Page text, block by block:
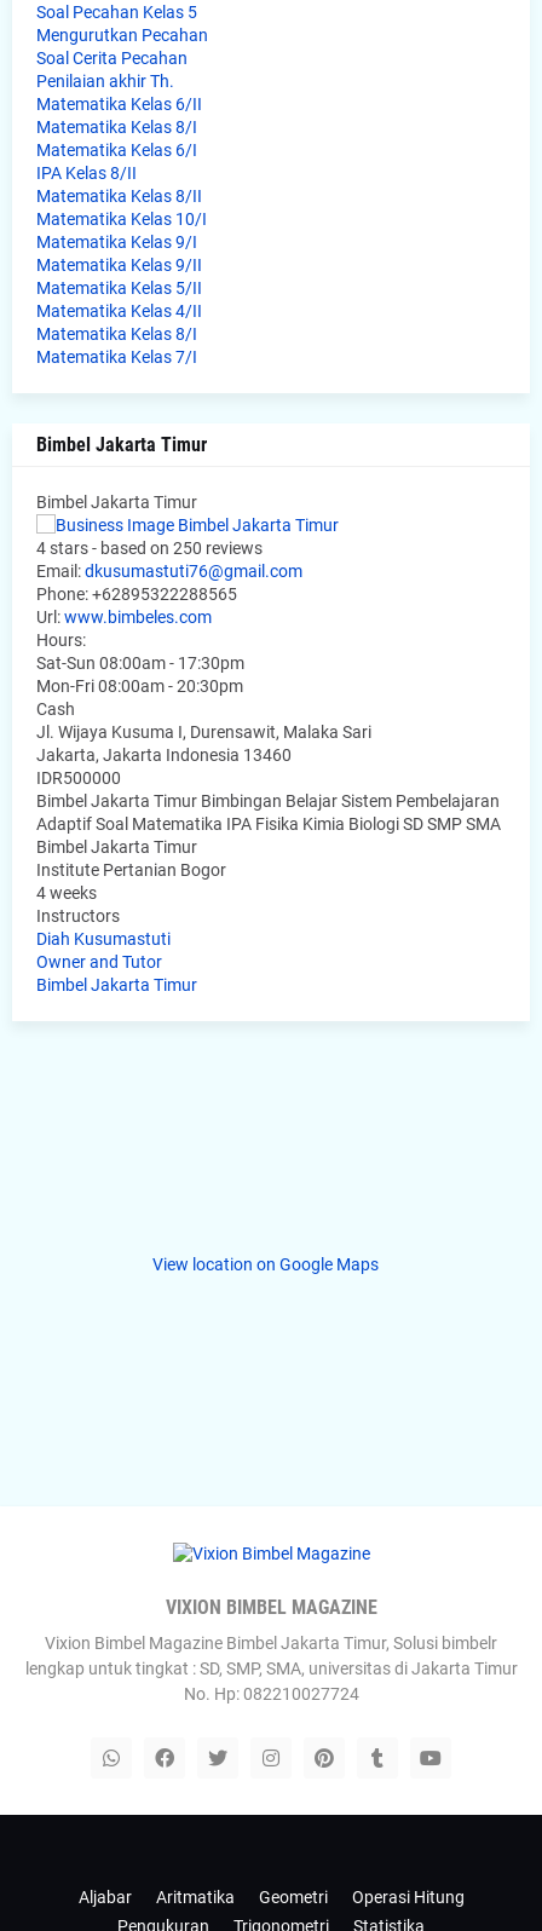
Soal Pecahan Kelas 5
Mengurutkan Pecahan
Soal Cerita Pecahan
Penilaian akhir Th.
Matematika Kelas 6/II
Matematika Kelas 8/I
Matematika Kelas 6/I
IPA Kelas 8/II
Matematika Kelas 8/II
Matematika Kelas 10/I
Matematika Kelas 9/I
Matematika Kelas 9/II
Matematika Kelas 5/II
Matematika Kelas 4/II
Matematika Kelas 8/I
Matematika Kelas 7/I
Bimbel Jakarta Timur
Bimbel Jakarta Timur
4 stars - based on 250 reviews
Email:dkusumastuti76@gmail.com
Phone:+62895322288565
Url:www.bimbeles.com
Hours:
Sat-Sun 08:00am - 17:30pm
Mon-Fri 08:00am - 20:30pm
Cash
Jl. Wijaya Kusuma I, Durensawit, Malaka Sari
Jakarta, Jakarta Indonesia 13460
IDR500000
Bimbel Jakarta Timur Bimbingan Belajar Sistem Pembelajaran
Adaptif Soal Matematika IPA Fisika Kimia Biologi SD SMP SMA
Bimbel Jakarta Timur
Institute Pertanian Bogor
4 weeks
Instructors
Diah Kusumastuti
Owner and Tutor
Bimbel Jakarta Timur
View location on Google Maps
VIXION BIMBEL MAGAZINE
Vixion Bimbel Magazine Bimbel Jakarta Timur, Solusi bimbelr
lengkap untuk tingkat : SD, SMP, SMA, universitas di Jakarta Timur
No. Hp: 082210027724
Aljabar Aritmatika Geometri
Operasi Hitung
Pengukuran
Trigonometri Statistika